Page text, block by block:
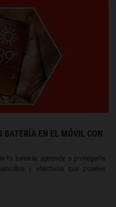
BATERÍA EN EL MÓVIL CON
tu batería: aprende a protegerla
y efectivos que puedes